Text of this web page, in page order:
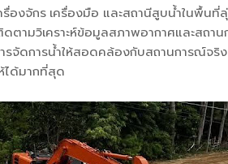
องจักร เครื่องมือ และสถานีสูบน้ำในพื้นที่
ตามวิเคราะห์ข้อมูลสภาพอากาศและสถา
ดการน้ำให้สอดคล้องกับสถานการณ์จริง
ได้มากที่สุด